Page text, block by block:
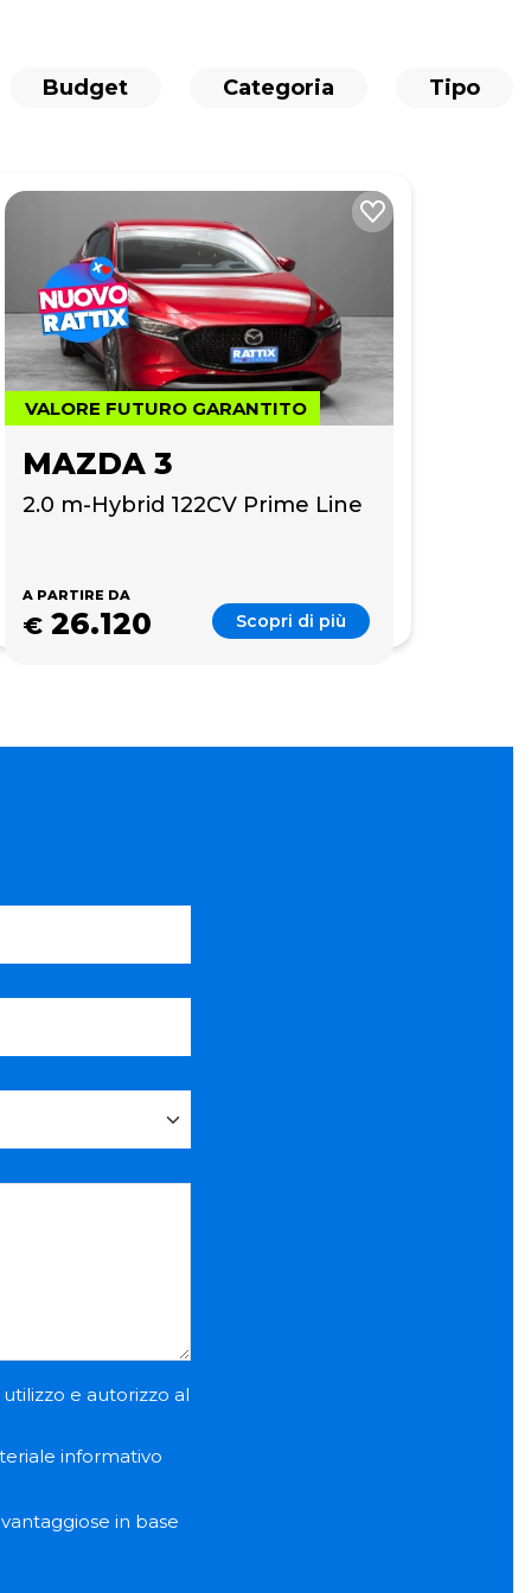
Budget Categoria Tipo
VALORE FUTURO GARANTITO
MAZDA 3
2.0 m-Hybrid 122CV Prime Line
A PARTIRE DA
€ 26.120 Scopri di più
e autorizzo al
informativo
in base